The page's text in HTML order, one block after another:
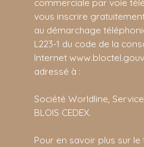
commerciale par voie
vous inscrire
au démarchage
L223-1 du code de la
Internet
adressé à :
Société Worldline, Service
BLOIS CEDEX.
Pour en savoir plus sur